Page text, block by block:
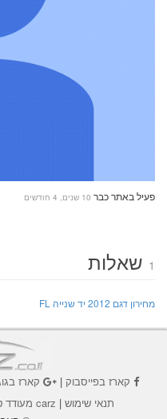
פעיל באתר כבר 10 שנים, 4 חודשים
1 שאלות
מחירון דגם 2012 יד שנייה FL
קארז בפייסבוק| קארז
תנאי שימוש | carz מעודד טבעונות